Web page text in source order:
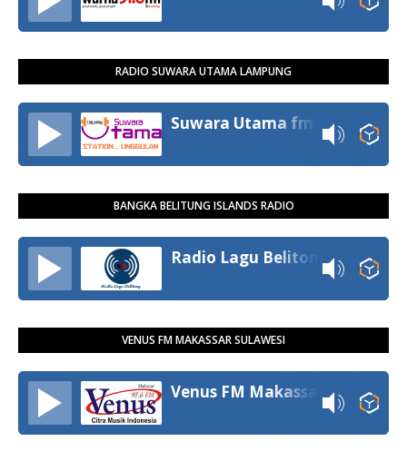
RADIO SUWARA UTAMA LAMPUNG
Suwara Utama fm
BANGKA BELITUNG ISLANDS RADIO
Radio Lagu Belitong
VENUS FM MAKASSAR SULAWESI
Venus FM Makassar